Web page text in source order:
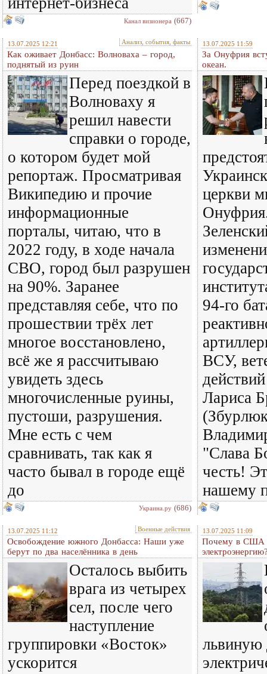
Канал визионера (667)
13.07.2025 12:21 Анализ, события, факты
Как оживает Донбасс: Волноваха – город,
поднятый из руин
Перед поездкой в
Волноваху я
решил навести
справки о городе,
о котором будет мой
репортаж. Просматривая
Википедию и прочие
информационные
порталы, читаю, что в
2022 году, в ходе начала
СВО, город был разрушен
на 90%. Заранее
представляя себе, что по
прошествии трёх лет
многое восстановлено,
всё же я рассчитываю
увидеть здесь
многочисленные руины,
пустоши, разрушения.
Мне есть с чем
сравнивать, так как я
часто бывал в городе ещё
до
Украина.ру (686)
13.07.2025 11:59
За Онуфрия
океан.
церкви
94-го
ВСУ,
Лариса
"Слава
честь!
нашему
13.07.2025 11:12 Военные действия
Освобождение южного Донбасса: Наши уже
берут по два населённика в день
Осталось выбить
врага из четырех
сел, после чего
наступление
группировки «Восток»
ускорится
13.07.2025 11:09
Почему в США